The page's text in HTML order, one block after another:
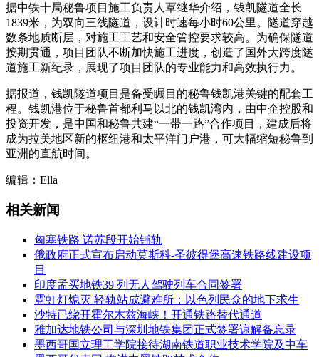
据中铁十局秘鲁项目施工负责人覃继华介绍，钱凯隧道全长
1839米，为双向三线隧道，设计时速每小时60公里。隧道穿越
数条地质断层，对施工工艺和安全管控要求较高。为确保隧道
按期贯通，项目团队不断加快施工进度，创造了国外大跨度隧
道施工新纪录，展现了项目团队的专业能力和高效执行力。
据报道，钱凯隧道项目是备受瞩目的秘鲁钱凯港关键的配套工
程。钱凯港位于秘鲁首都利马以北的钱凯湾内，由中企控股和
投资开发，是中国和秘鲁共建“一带一路”合作项目，建成后将
成为拉美地区新的枢纽港和太平洋门户港，可大幅缩短秘鲁到
亚洲的直航时间。
编辑：Ella
相关新闻
匈塞铁路 诺苏段开始铺轨
俄政府正式宣布启动莫斯科-圣彼得堡高速铁路线建设项
目
印度孟买地铁39 列无人驾驶列车合同签署
霓虹灯熄灭 轻轨站成避难所：以色列民众的地下求生
沙特已绕开霍尔木兹海峡！开通铁路替代通道
雅加达地铁公司与深圳地铁集团正式签署谅解备忘录
墨西哥国立理工学院接待湖南铁道职业技术学院及中车